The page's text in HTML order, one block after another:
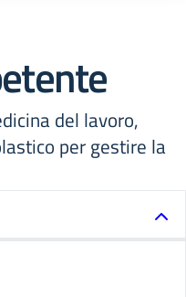
del lavoro,
per gestire la